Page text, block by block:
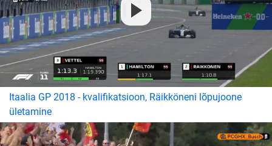
Itaalia GP 2018 - kvalifikatsioon, Räikköneni lõpujoone
ületamine